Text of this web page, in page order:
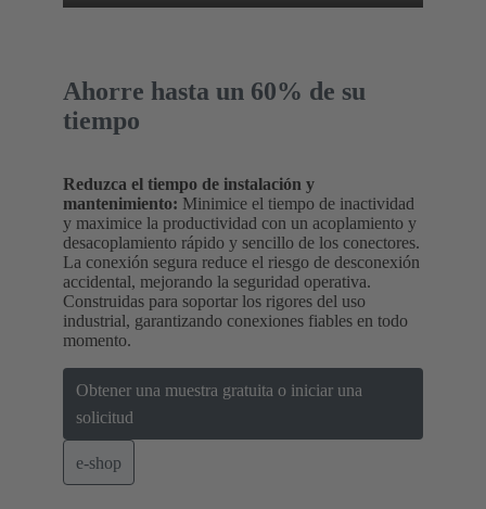
Ahorre hasta un 60% de su
tiempo
Reduzca el tiempo de instalación y
mantenimiento: Minimice el tiempo de inactividad
y maximice la productividad con un acoplamiento y
desacoplamiento rápido y sencillo de los conectores.
La conexión segura reduce el riesgo de desconexión
accidental, mejorando la seguridad operativa.
Construidas para soportar los rigores del uso
industrial, garantizando conexiones fiables en todo
momento.
Obtener una muestra gratuita o iniciar una
solicitud
e-shop